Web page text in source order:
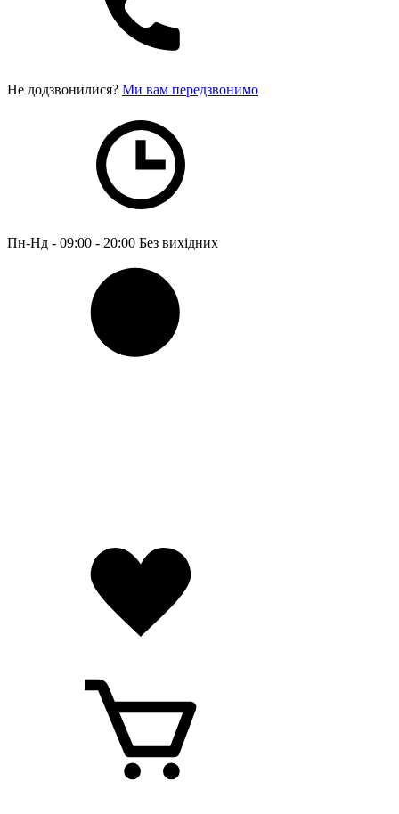
Не додзвонилися? Ми вам передзвонимо
Пн-Нд - 09:00 - 20:00 Без вихідних